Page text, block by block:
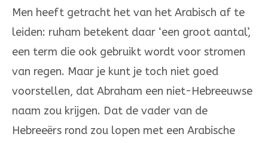
Men heeft getracht het van het Arabisch af te
leiden: ruham bete­kent daar ‘een groot aantal’,
een term die ook gebruikt wordt voor stromen
van regen. Maar je kunt je toch niet goed
voorstellen, dat Abraham een niet-He­breeuwse
naam zou krijgen. Dat de vader van de
Hebreeërs rond zou lopen met een Arabische